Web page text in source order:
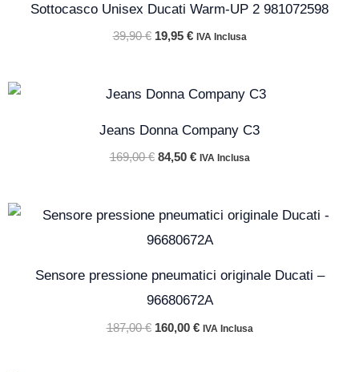
Sottocasco Unisex Ducati Warm-UP 2 981072598
39,90€
era:
39,90 €.
19,95 €
è:
19,95 €.
IVA Inclusa
Jeans Donna Company C3
169,00€
Il
era:
169,00 €.
84,50 €
Il
prezzo
è:
84,50 €.
IVA Inclusa
Sensore pressione pneumatici originale Ducati –
96680672A
187,00€
Il
prezzo
originale
187,00 €.
160,00 €
Il
attuale
160,00 €.
IVA Inclusa